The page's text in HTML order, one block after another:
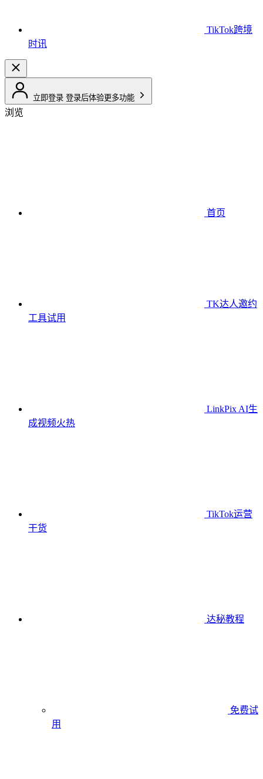
TikTok跨境
时讯
立即登录 登录后体验更多功能
浏览
首页
TK达人邀约
工具试用
LinkPix AI生
成视频火热
TikTok运营
干货
达秘教程
免费试
用